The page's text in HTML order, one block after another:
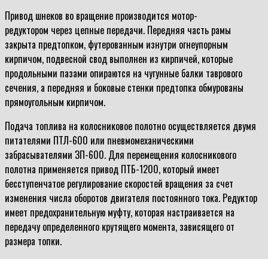
Привод шнеков во вращение производится мотор-
редуктором через цепные передачи. Передняя часть рамы
закрыта предтопком, футерованным изнутри огнеупорным
кирпичом, подвесной свод выполнен из кирпичей, которые
продольными пазами опираются на чугунные балки таврового
сечения, а передняя и боковые стенки предтопка обмурованы
прямоугольным кирпичом.
Подача топлива на колосниковое полотно осуществляется двумя
питателями ПТЛ-600 или пневмомеханическими
забрасывателями ЗП-600. Для перемещения колосникового
полотна применяется привод ПТБ-1200, который имеет
бесступенчатое регулирование скоростей вращения за счет
изменения числа оборотов двигателя постоянного тока. Редуктор
имеет предохранительную муфту, которая настраивается на
передачу определенного крутящего момента, зависящего от
размера топки.